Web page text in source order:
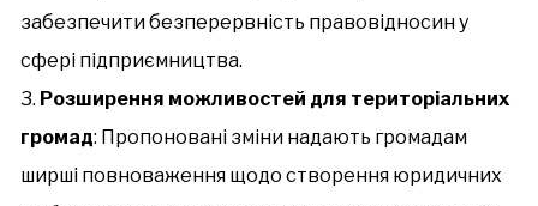
забезпечити безперервність правовідносин у
сфері підприємництва.
Розширення можливостей для територіальних
громад: Пропоновані зміни надають громадам
ширші повноваження щодо створення юридичних